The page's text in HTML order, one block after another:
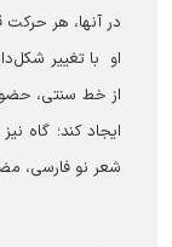
در آنها، هر حرکت
او با تغییر
از خط سنتی،
ایجاد کند؛ گاه
شعر نو فارسی،